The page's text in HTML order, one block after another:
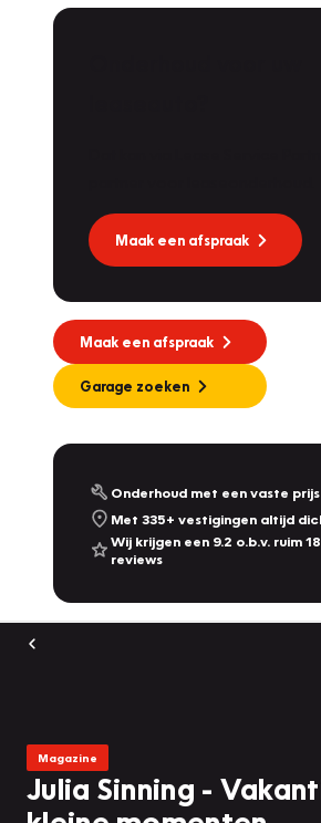
Maak een afspraak
Maak een afspraak
Garage zoeken
Onderhoud met een vaste prijs
Met 335+ vestigingen altijd
Wij krijgen een 9.2 o.b.v. ruim
reviews
Magazine
Julia Sinning -